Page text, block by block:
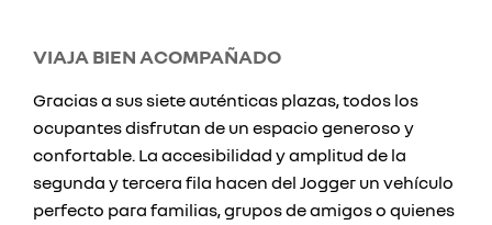
VIAJA BIEN ACOMPAÑADO
Gracias a sus siete auténticas plazas, todos los
ocupantes disfrutan de un espacio generoso y
confortable. La accesibilidad y amplitud de la
segunda y tercera fila hacen del Jogger un vehículo
perfecto para familias, grupos de amigos o quienes